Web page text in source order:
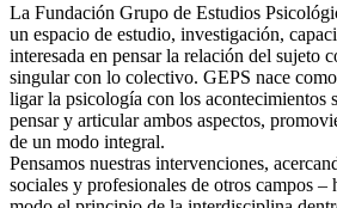
La Fundación Grupo de Estudios
un espacio de estudio, investigación,
interesada en pensar la relación del sujeto
singular con lo colectivo. GEPS nace
ligar la psicología con los acontecimientos
pensar y articular ambos aspectos,
de un modo integral.
Pensamos nuestras intervenciones,
sociales y profesionales de otros campos –